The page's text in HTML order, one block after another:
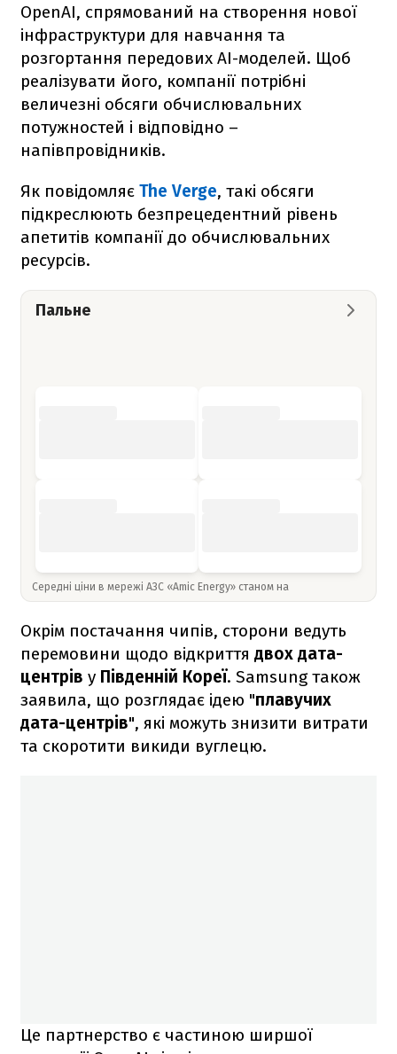
OpenAI, спрямований на створення нової
інфраструктури для навчання та
розгортання передових AI-моделей. Щоб
реалізувати його, компанії потрібні
величезні обсяги обчислювальних
потужностей і відповідно –
напівпровідників.
Як повідомляє The Verge, такі обсяги
підкреслюють безпрецедентний рівень
апетитів компанії до обчислювальних
ресурсів.
Пальне
Середні ціни в мережі АЗС «Amic Energy» станом на
Окрім постачання чипів, сторони ведуть
перемовини щодо відкриття двох дата-
центрів у Південній Кореї. Samsung також
заявила, що розглядає ідею "плавучих
дата-центрів", які можуть знизити витрати
та скоротити викиди вуглецю.
Це партнерство є частиною ширшої